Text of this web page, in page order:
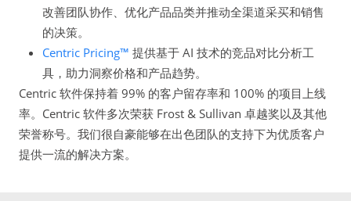
改善团队协作、优化产品品类并推动全渠道采买和销售
的决策。
Centric Pricing™ 提供基于 AI 技术的竞品对比分析工
具，助力洞察价格和产品趋势。
Centric 软件保持着 99% 的客户留存率和 100% 的项目上线
率。Centric 软件多次荣获 Frost & Sullivan 卓越奖以及其他
荣誉称号。我们很自豪能够在出色团队的支持下为优质客户
提供一流的解决方案。